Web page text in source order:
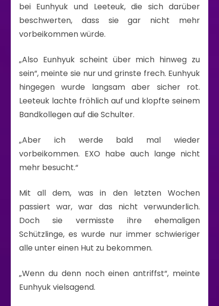
bei Eunhyuk und Leeteuk, die sich darüber
beschwerten, dass sie gar nicht mehr
vorbeikommen würde.
„Also Eunhyuk scheint über mich hinweg zu
sein“, meinte sie nur und grinste frech. Eunhyuk
hingegen wurde langsam aber sicher rot.
Leeteuk lachte fröhlich auf und klopfte seinem
Bandkollegen auf die Schulter.
„Aber ich werde bald mal wieder
vorbeikommen. EXO habe auch lange nicht
mehr besucht.“
Mit all dem, was in den letzten Wochen
passiert war, war das nicht verwunderlich.
Doch sie vermisste ihre ehemaligen
Schützlinge, es wurde nur immer schwieriger
alle unter einen Hut zu bekommen.
„Wenn du denn noch einen antriffst“, meinte
Eunhyuk vielsagend.